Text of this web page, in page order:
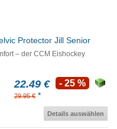
Protector Jill Senior
– der CCM Eishockey
22.49 €
29.95 € *
- 25 %
Details auswählen